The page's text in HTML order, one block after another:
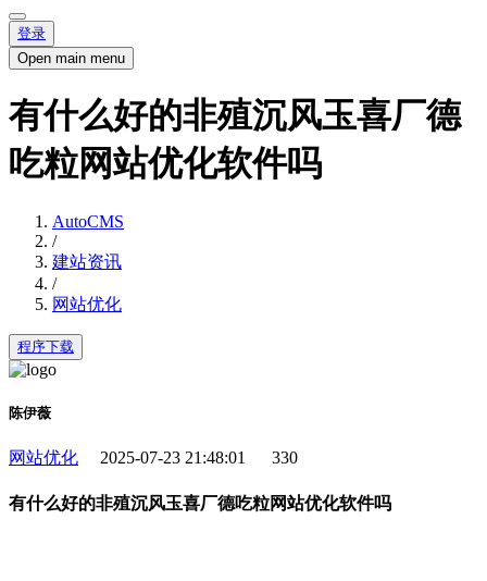
登录
Open main menu
有什么好的非殖沉风玉喜厂德
吃粒网站优化软件吗
AutoCMS
/
建站资讯
/
网站优化
程序下载
陈伊薇
网站优化 2025-07-23 21:48:01 330
有什么好的非殖沉风玉喜厂德吃粒网站优化软件吗